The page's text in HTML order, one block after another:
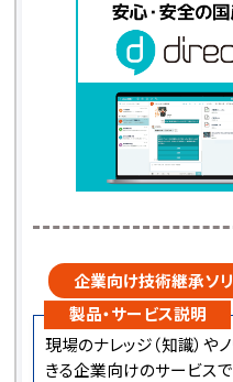
企業向け技術継承ソリ
製品・サービス説明
現場のナレッジ（知識）や
きる企業向けのサービス